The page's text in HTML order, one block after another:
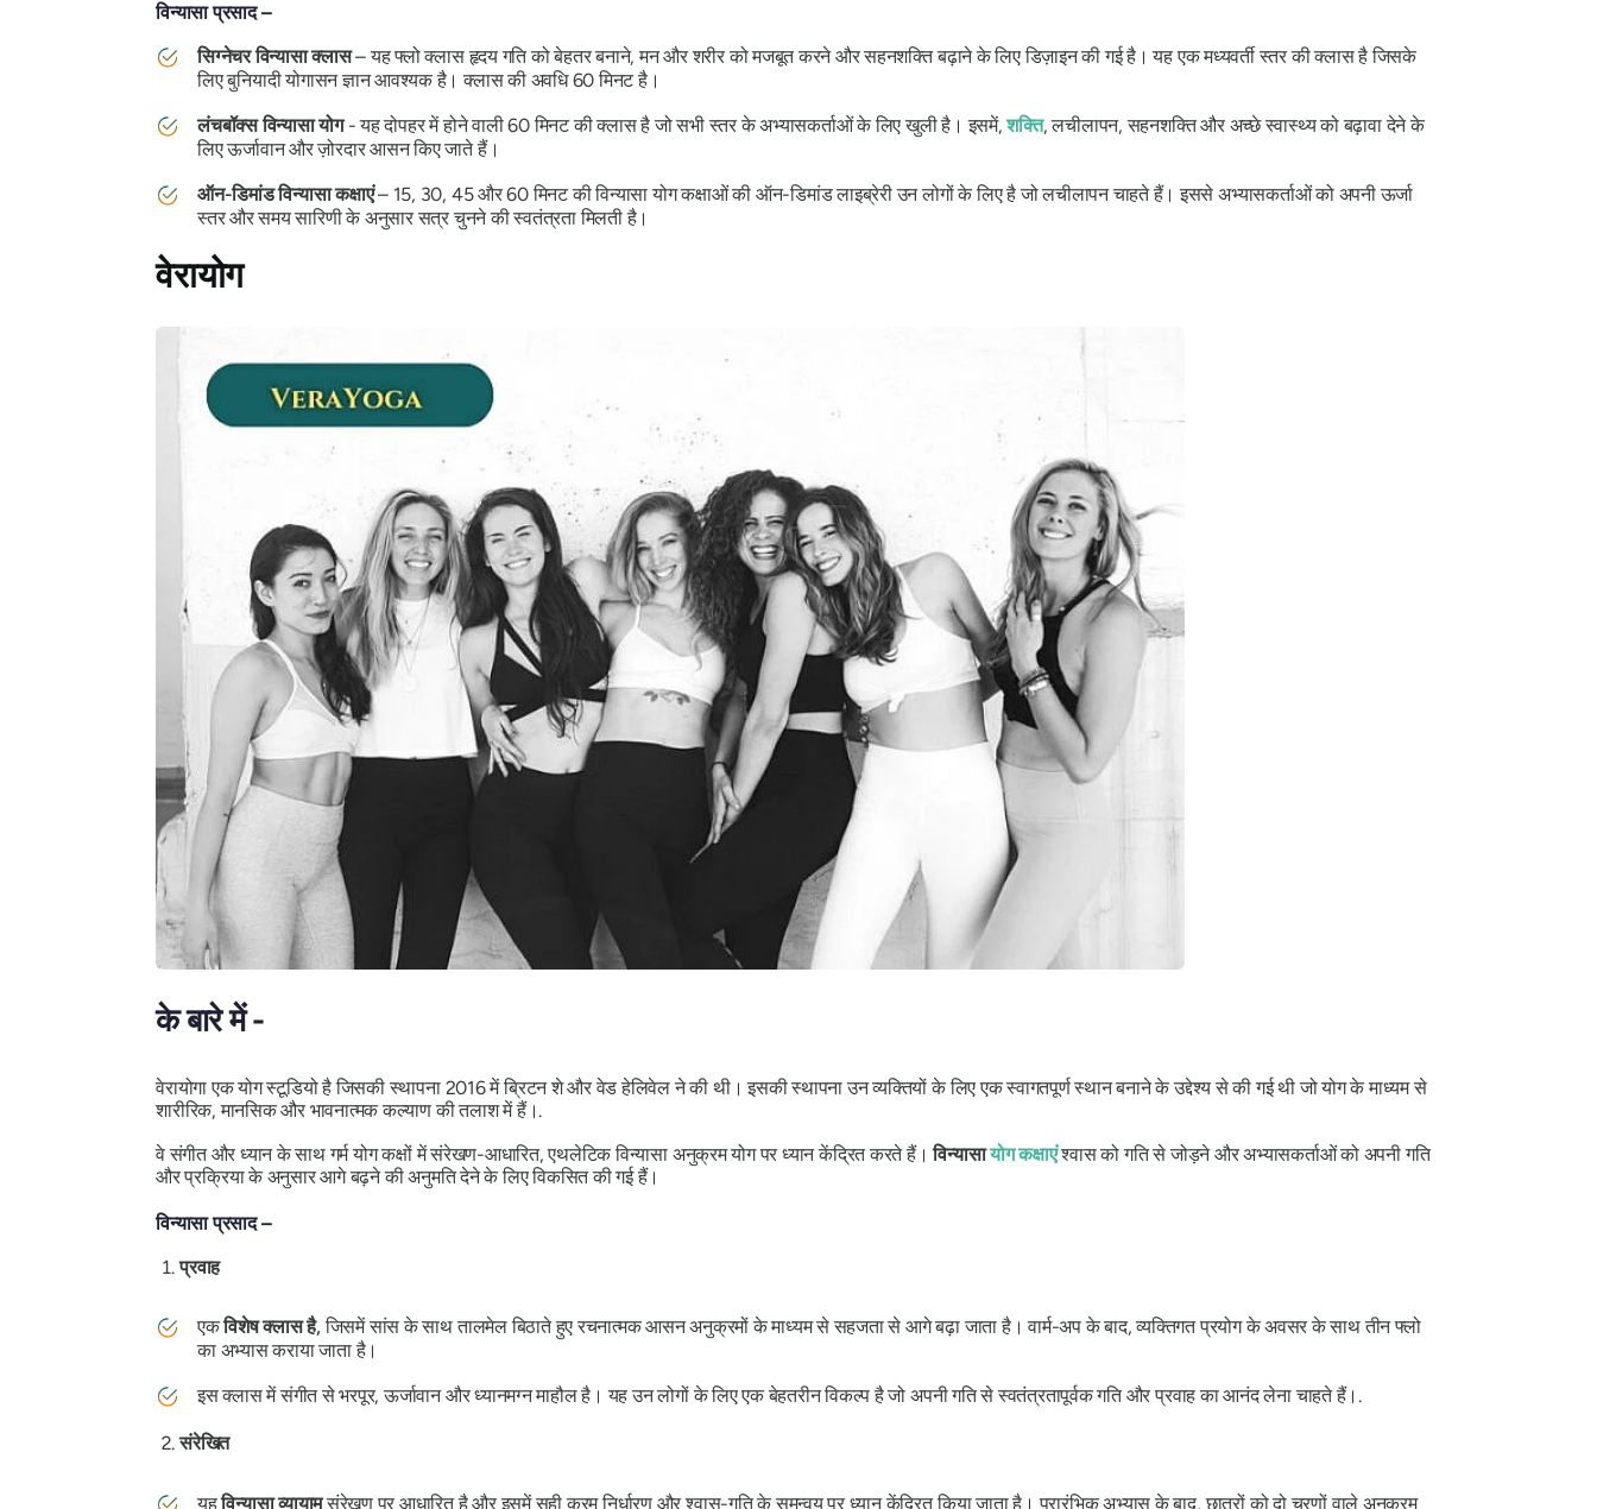
विन्यासा प्रसाद –
सिग्नेचर विन्यासा क्लास– यह फ्लो क्लास हृदय गति को बेहतर बनाने, मन और शरीर को मजबूत करने और सहनशक्ति बढ़ाने के लिए डिज़ाइन की गई है। यह एक मध्यवर्ती स्तर की क्लास है जिसके
लिए बुनियादी योगासन ज्ञान आवश्यक है। क्लास की अवधि 60 मिनट है।
लंचबॉक्स विन्यासा योग- यह दोपहर में होने वाली 60 मिनट की क्लास है जो सभी स्तर के अभ्यासकर्ताओं के लिए खुली है। इसमें,शक्ति, लचीलापन, सहनशक्ति और अच्छे स्वास्थ्य को बढ़ावा देने के
लिए ऊर्जावान और ज़ोरदार आसन किए जाते हैं।
ऑन-डिमांड विन्यासा कक्षाएं– 15, 30, 45 और 60 मिनट की विन्यासा योग कक्षाओं की ऑन-डिमांड लाइब्रेरी उन लोगों के लिए है जो लचीलापन चाहते हैं। इससे अभ्यासकर्ताओं को अपनी ऊर्जा
स्तर और समय सारिणी के अनुसार सत्र चुनने की स्वतंत्रता मिलती है।
वेरायोग
के बारे में -
वेरायोगा एक योग स्टूडियो है जिसकी स्थापना 2016 में ब्रिटन शे और वेड हेलिवेल ने की थी। इसकी स्थापना उन व्यक्तियों के लिए एक स्वागतपूर्ण स्थान बनाने के उद्देश्य से की गई थी जो योग के माध्यम से
शारीरिक, मानसिक और भावनात्मक कल्याण की तलाश में हैं।.
वे संगीत और ध्यान के साथ गर्म योग कक्षों में संरेखण-आधारित, एथलेटिक विन्यासा अनुक्रम योग पर ध्यान केंद्रित करते हैं।विन्यासायोग कक्षाएंश्वास को गति से जोड़ने और अभ्यासकर्ताओं को अपनी गति
और प्रक्रिया के अनुसार आगे बढ़ने की अनुमति देने के लिए विकसित की गई हैं।
विन्यासा प्रसाद –
प्रवाह
एकविशेष क्लास है,जिसमें सांस के साथ तालमेल बिठाते हुए रचनात्मक आसन अनुक्रमों के माध्यम से सहजता से आगे बढ़ा जाता है। वार्म-अप के बाद, व्यक्तिगत प्रयोग के अवसर के साथ तीन फ्लो
का अभ्यास कराया जाता है।
इस क्लास में संगीत से भरपूर, ऊर्जावान और ध्यानमग्न माहौल है। यह उन लोगों के लिए एक बेहतरीन विकल्प है जो अपनी गति से स्वतंत्रतापूर्वक गति और प्रवाह का आनंद लेना चाहते हैं।.
संरेखित
यहविन्यासा व्यायामसंरेखण पर आधारित है और इसमें सही क्रम निर्धारण और श्वास-गति के समन्वय पर ध्यान केंद्रित किया जाता है। प्रारंभिक अभ्यास के बाद, छात्रों को दो चरणों वाले अनुक्रम